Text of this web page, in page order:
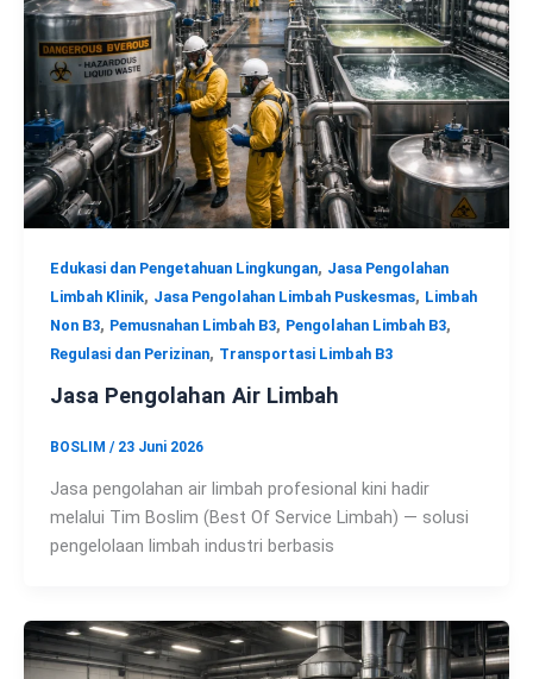
Edukasi dan Pengetahuan Lingkungan, Jasa Pengolahan
Limbah Klinik, Jasa Pengolahan Limbah Puskesmas, Limbah
Non B3, Pemusnahan Limbah B3, Pengolahan Limbah B3,
Regulasi dan Perizinan, Transportasi Limbah B3
Jasa Pengolahan Air Limbah
BOSLIM / 23 Juni 2026
Jasa pengolahan air limbah profesional kini hadir
melalui Tim Boslim (Best Of Service Limbah) — solusi
pengelolaan limbah industri berbasis